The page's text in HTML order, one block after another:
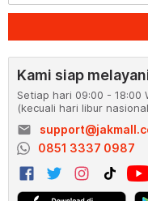
Kami siap
Setiap hari 09:00 - 18:00
(kecuali hari libur
email
0851 3337 0987